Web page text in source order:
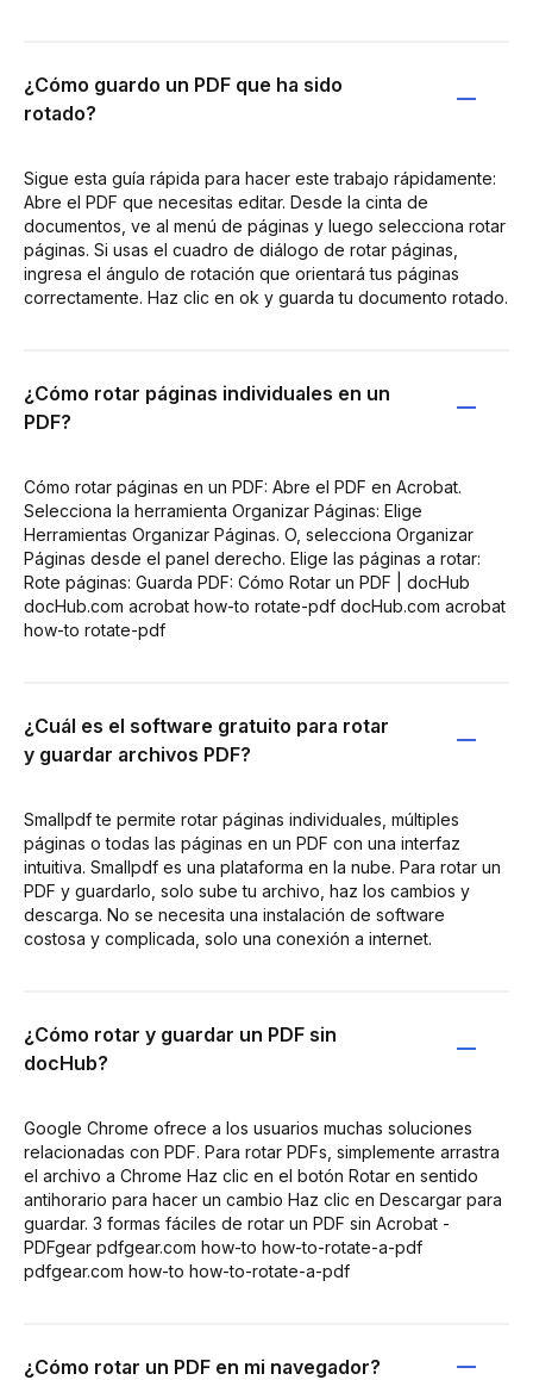
¿Cómo guardo un PDF que ha sido
rotado?
Sigue esta guía rápida para hacer este trabajo rápidamente:
Abre el PDF que necesitas editar. Desde la cinta de
documentos, ve al menú de páginas y luego selecciona rotar
páginas. Si usas el cuadro de diálogo de rotar páginas,
ingresa el ángulo de rotación que orientará tus páginas
correctamente. Haz clic en ok y guarda tu documento rotado.
¿Cómo rotar páginas individuales en un
PDF?
Cómo rotar páginas en un PDF: Abre el PDF en Acrobat.
Selecciona la herramienta Organizar Páginas: Elige
Herramientas Organizar Páginas. O, selecciona Organizar
Páginas desde el panel derecho. Elige las páginas a rotar:
Rote páginas: Guarda PDF: Cómo Rotar un PDF | docHub
docHub.com acrobat how-to rotate-pdf docHub.com acrobat
how-to rotate-pdf
¿Cuál es el software gratuito para rotar
y guardar archivos PDF?
Smallpdf te permite rotar páginas individuales, múltiples
páginas o todas las páginas en un PDF con una interfaz
intuitiva. Smallpdf es una plataforma en la nube. Para rotar un
PDF y guardarlo, solo sube tu archivo, haz los cambios y
descarga. No se necesita una instalación de software
costosa y complicada, solo una conexión a internet.
¿Cómo rotar y guardar un PDF sin
docHub?
Google Chrome ofrece a los usuarios muchas soluciones
relacionadas con PDF. Para rotar PDFs, simplemente arrastra
el archivo a Chrome Haz clic en el botón Rotar en sentido
antihorario para hacer un cambio Haz clic en Descargar para
guardar. 3 formas fáciles de rotar un PDF sin Acrobat -
PDFgear pdfgear.com how-to how-to-rotate-a-pdf
pdfgear.com how-to how-to-rotate-a-pdf
¿Cómo rotar un PDF en mi navegador?